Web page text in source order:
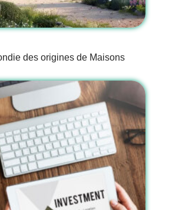
des origines de Maisons